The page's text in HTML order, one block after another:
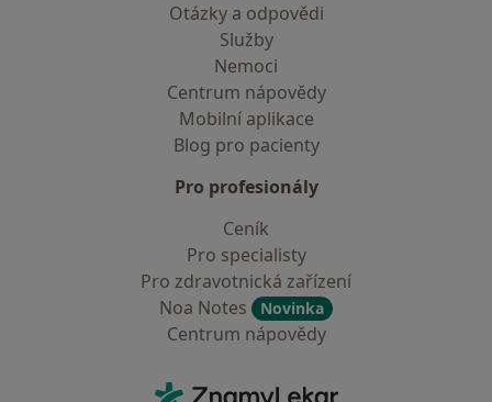
Otázky a odpovědi
Služby
Nemoci
Centrum nápovědy
Mobilní aplikace
Blog pro pacienty
Pro profesionály
Ceník
Pro specialisty
Pro zdravotnická zařízení
Noa Notes
Novinka
Centrum nápovědy
ZnamyLekar - Hlavní stránka